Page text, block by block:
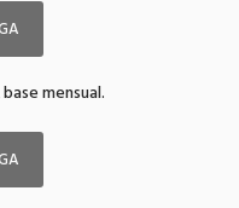
mensual.